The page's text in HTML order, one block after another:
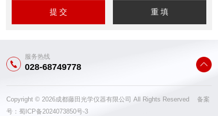
服务热线
028-68749778
Copyright © 2026成都藤田光学仪器有限公司 All Rights Reserved 备案
号：蜀ICP备2024073850号-3